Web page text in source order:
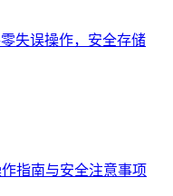
失误操作，安全存储
指南与安全注意事项